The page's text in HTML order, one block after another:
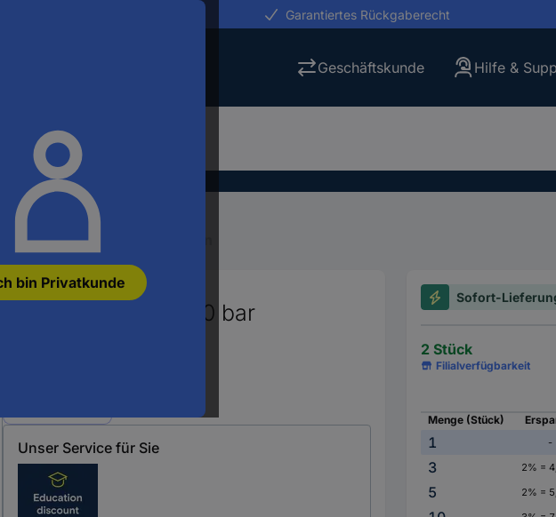
bin Privatkunde
Garantiertes Rückgaberecht
Geschäftskunde Hilfe &
Druckluft-Kompressoren
420/50/10 V 50 l 10 bar
Unser Service für Sie
Sofort-
2 Stück
Filialverfügbarkeit
Menge (Stück)
1 -
3
2% =
5
2% =